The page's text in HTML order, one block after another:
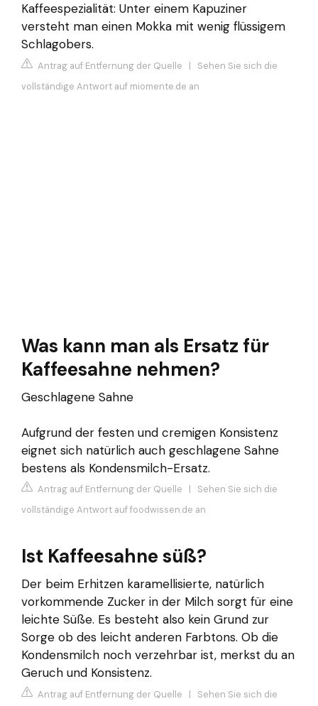
Kaffeespezialität: Unter einem Kapuziner
versteht man einen Mokka mit wenig flüssigem
Schlagobers.
Antrag auf Entfernung der Quelle | Sehen Sie sich die
vollständige Antwort auf miomente.de an
Was kann man als Ersatz für
Kaffeesahne nehmen?
Geschlagene Sahne
Aufgrund der festen und cremigen Konsistenz
eignet sich natürlich auch geschlagene Sahne
bestens als Kondensmilch-Ersatz.
Antrag auf Entfernung der Quelle | Sehen Sie sich die
vollständige Antwort auf foodwissen.de an
Ist Kaffeesahne süß?
Der beim Erhitzen karamellisierte, natürlich
vorkommende Zucker in der Milch sorgt für eine
leichte Süße. Es besteht also kein Grund zur
Sorge ob des leicht anderen Farbtons. Ob die
Kondensmilch noch verzehrbar ist, merkst du an
Geruch und Konsistenz.
Antrag auf Entfernung der Quelle | Sehen Sie sich die